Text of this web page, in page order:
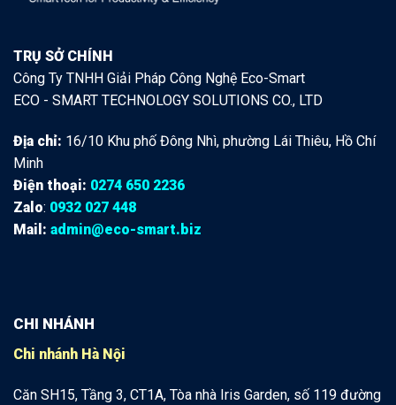
TRỤ SỞ CHÍNH
Công Ty TNHH Giải Pháp Công Nghệ Eco-Smart
ECO - SMART TECHNOLOGY SOLUTIONS CO., LTD
Địa chỉ: 16/10 Khu phố Đông Nhì, phường Lái Thiêu, Hồ Chí
Minh
Điện thoại: 0274 650 2236
Zalo: 0932 027 448
Mail: admin@eco-smart.biz
CHI NHÁNH
Chi nhánh Hà Nội
Căn SH15, Tầng 3, CT1A, Tòa nhà Iris Garden, số 119 đường